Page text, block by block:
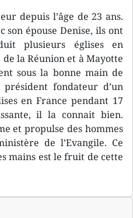
depuis l’âge de 23 ans.
son épouse Denise, ils ont
plusieurs églises en
la Réunion et à Mayotte
sous la bonne main de
fondateur d’un
en France pendant 17
il la connait bien.
et propulse des hommes
de l’Evangile. Ce
mains est le fruit de cette